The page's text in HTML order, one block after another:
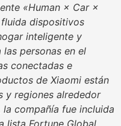
«Human × Car ×
dispositivos
inteligente y
personas en el
conectadas e
de Xiaomi están
y regiones alrededor
compañía fue incluida
lista Fortune Global